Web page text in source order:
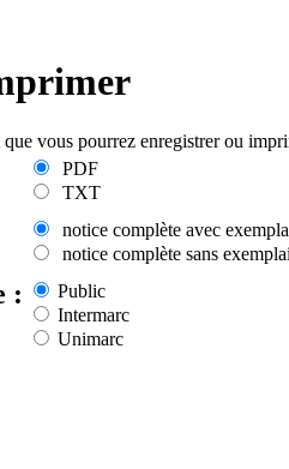
vous pourrez enregistrer ou
PDF
TXT
notice complète avec
notice complète sans
:
Public
Intermarc
Unimarc